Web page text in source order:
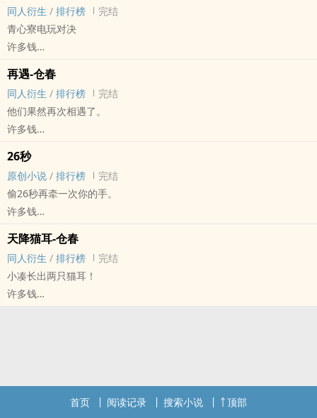
同人衍生 / 排行榜
完结
青心寮电玩对决
许多钱
短篇 - 完结
cp：仓持洋一X小凑春市，微量御泽
是给仓春的情人节贺文~写完存不久呜呜，等不及就发了！
灵感来自act2第43集的夏季集训+公式书上的设定
设定里写着仓持是青心寮里最会打电玩的人，技术流春市则位居第
二，下面还贴了一张赛程表，是高尔夫电玩比赛。
可惜我找了很久都没找到高尔夫电玩比较详细的介绍视频。本来想让
他们两用街头霸王打的，角色都选好了，恶趣味地给小春选择了春
用原作里的“任天堂明星大乱斗”，但是不敢详细描写啦~因为我没有
switch（怨念）
祝我的宇宙第一二游间永远幸福快乐！今年在甲子园大放光彩~！！
（寺爹，我跪下来求你了）
再遇-仓春
同人衍生 / 排行榜
完结
他们果然再次相遇了。
许多钱
完结 - HE - 第三人称 - 1v1
4K小短篇，仓持洋一X小凑春市，实在是太冷了只能自割腿肉T T
私心安排了小时候的一次相遇，但是没有写到感情向呜呜，下次一定
（应该……有下次……）
二游间天下第一！！！
26秒
原创小说 / 排行榜
完结
偷26秒再牵一次你的手。
许多钱
完结 - 第三人称 - BE - 肉渣
偷26秒再牵一次你的手。
（去年某晚上睡不着，从凌晨两点写到四点半的产物，其实我觉得是
OE哈哈哈~）
天降猫耳-仓春
同人衍生 / 排行榜
完结
小凑长出两只猫耳！
许多钱
首页 阅读记录 搜索小说 顶部